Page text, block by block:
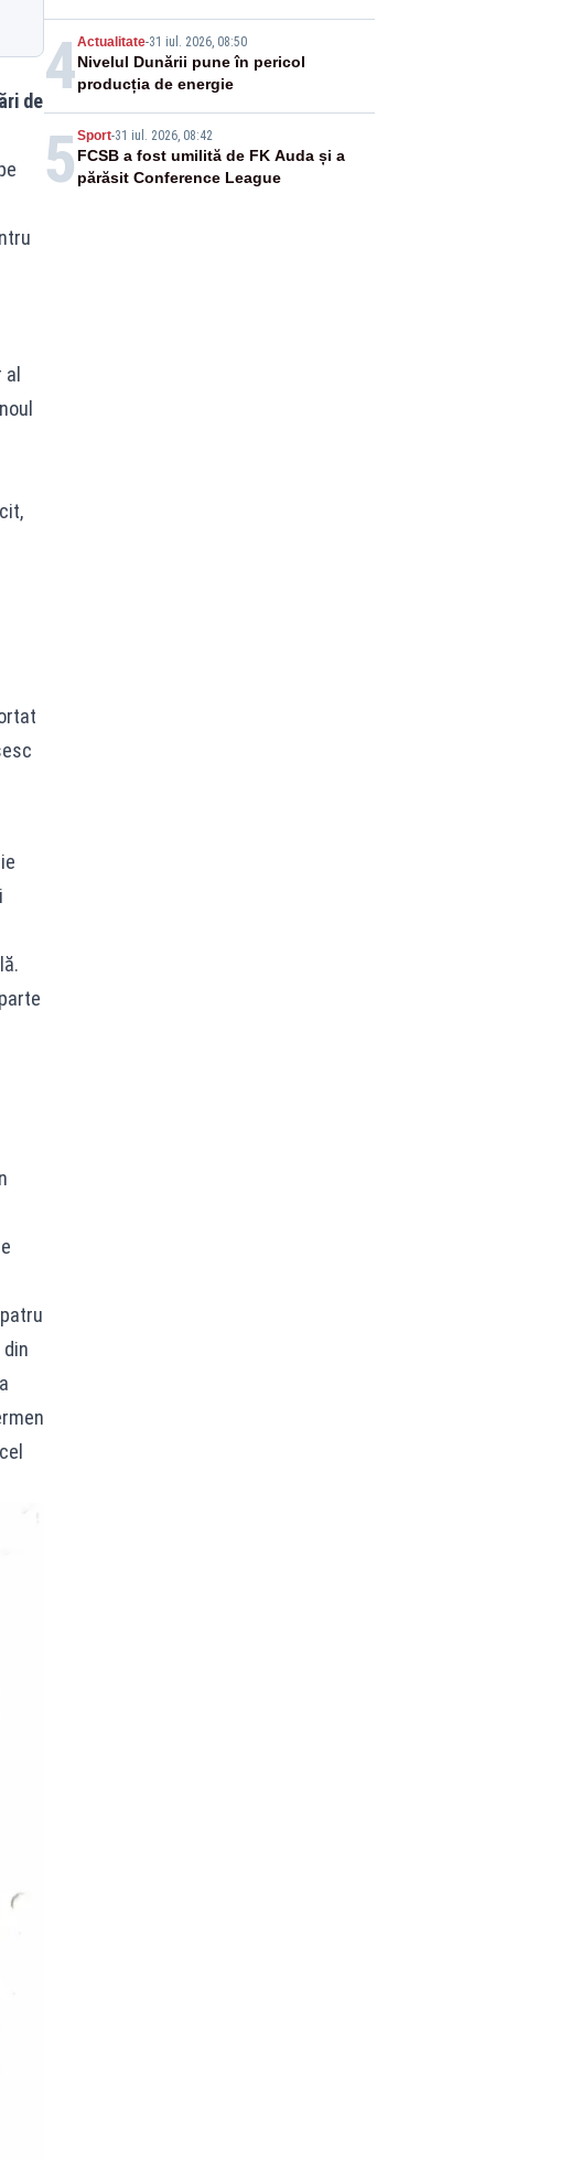
de
al
4Actualitate-31 iul. 2026, 08:50
Nivelul Dunării pune în pericol
producția de energie
5 Sport-31 iul. 2026, 08:42
FCSB a fost umilită de FK Auda și a
părăsit Conference League